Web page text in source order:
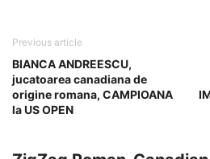
Previous article
BIANCA ANDREESCU,
jucatoarea canadiana de
origine romana, CAMPIOANA
la US OPEN